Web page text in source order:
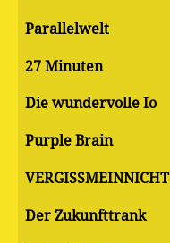
Parallelwelt
27 Minuten
Die wundervolle Io
Purple Brain
VERGISSMEINNICHT
Der Zukunfttrank